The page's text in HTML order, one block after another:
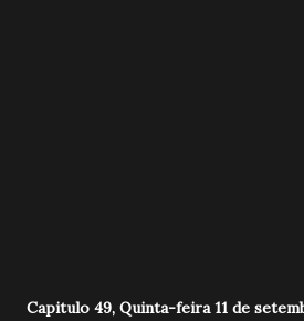
Capitulo 49, Quinta-feira 11 de